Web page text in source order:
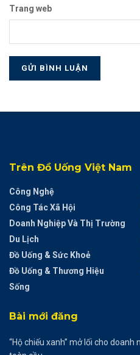
Trang web
Trên Đồ Uống Việt Nam
Công Nghệ
Công Tác Xã Hội
Doanh Nghiệp Và Thị Trường
Du Lịch
Đồ Uống & Sức Khoẻ
Đồ Uống & Thương Hiệu
Sống
Bài mới đăng
“Hộ chiếu xanh” mở lối cho